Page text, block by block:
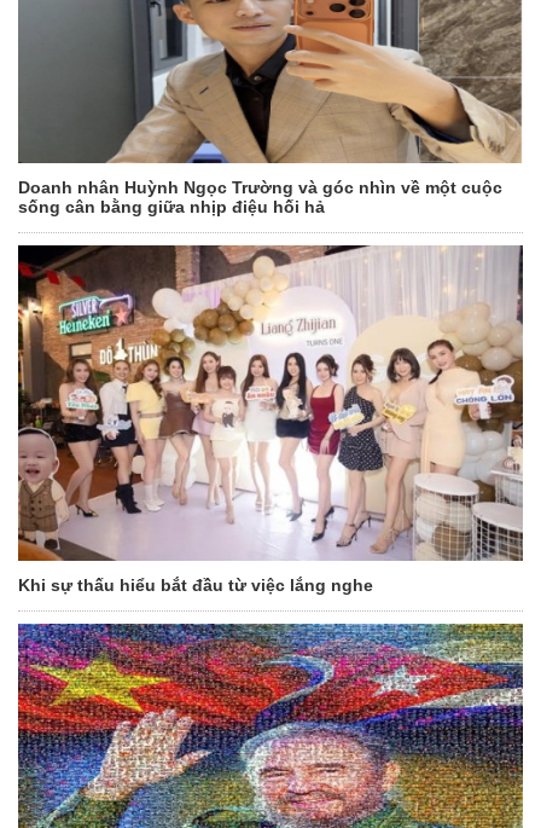
Doanh nhân Huỳnh Ngọc Trường và góc nhìn về một cuộc
sống cân bằng giữa nhịp điệu hối hả
Khi sự thấu hiểu bắt đầu từ việc lắng nghe